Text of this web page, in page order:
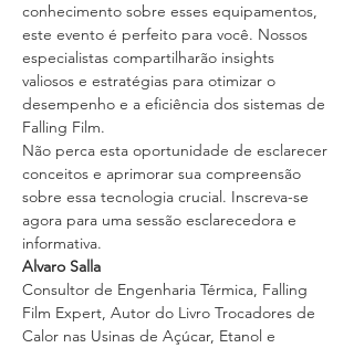
conhecimento sobre esses equipamentos,
este evento é perfeito para você. Nossos
especialistas compartilharão insights
valiosos e estratégias para otimizar o
desempenho e a eficiência dos sistemas de
Falling Film.
Não perca esta oportunidade de esclarecer
conceitos e aprimorar sua compreensão
sobre essa tecnologia crucial. Inscreva-se
agora para uma sessão esclarecedora e
informativa.
Alvaro Salla
Consultor de Engenharia Térmica, Falling
Film Expert, Autor do Livro Trocadores de
Calor nas Usinas de Açúcar, Etanol e